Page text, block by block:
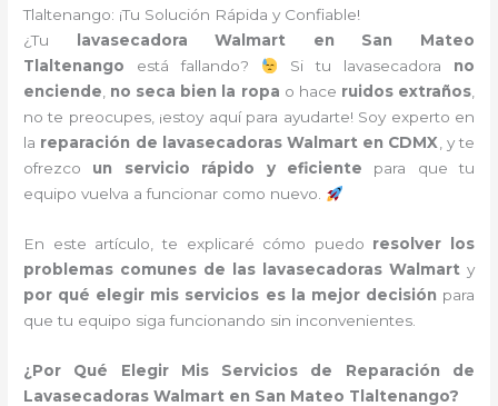
Tlaltenango: ¡Tu Solución Rápida y Confiable!
¿Tu
lavasecadora Walmart en San Mateo
Tlaltenango está fallando? Si tu lavasecadora no
enciende, no seca bien la ropa o hace ruidos extraños,
no te preocupes, ¡estoy aquí para ayudarte! Soy experto en
la reparación de lavasecadoras Walmart en CDMX, y te
ofrezco un servicio rápido y eficiente para que tu
equipo vuelva a funcionar como nuevo.
En este artículo, te explicaré cómo puedo resolver los
problemas comunes de las lavasecadoras Walmart y
por qué elegir mis servicios es la mejor decisión para
que tu equipo siga funcionando sin inconvenientes.
¿Por Qué Elegir Mis Servicios de Reparación de
Lavasecadoras Walmart en San Mateo Tlaltenango?